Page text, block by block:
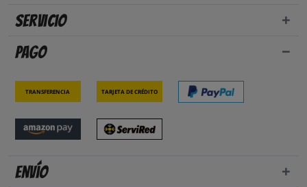
Servicio
Pago
Transferencia Tarjeta de crédito
Envío